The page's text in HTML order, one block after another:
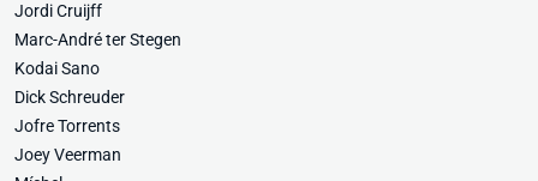
Jordi Cruijff
Marc-André ter Stegen
Kodai Sano
Dick Schreuder
Jofre Torrents
Joey Veerman